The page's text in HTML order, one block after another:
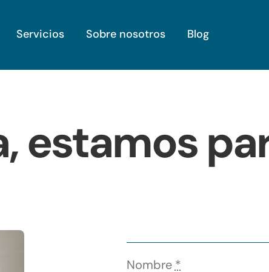
Servicios Sobre nosotros Blog
estamos
Nombre *